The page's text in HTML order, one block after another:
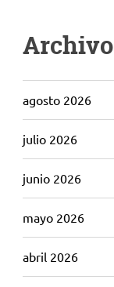
Archivo
agosto 2026
julio 2026
junio 2026
mayo 2026
abril 2026